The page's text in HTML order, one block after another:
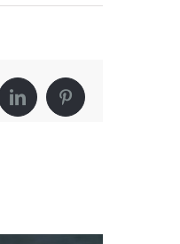
LinkedInPinterest